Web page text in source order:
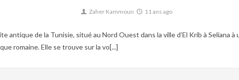
Zaher Kammoun 11 ans ago
antique de la Tunisie, situé au Nord Ouest dans la ville d’El Krib à Seliana
romaine. Elle se trouve sur la vo[...]